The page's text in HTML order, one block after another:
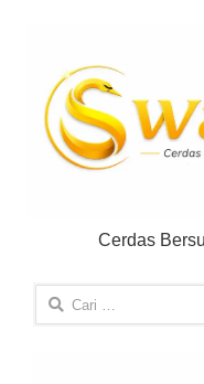
Cerdas
Cari